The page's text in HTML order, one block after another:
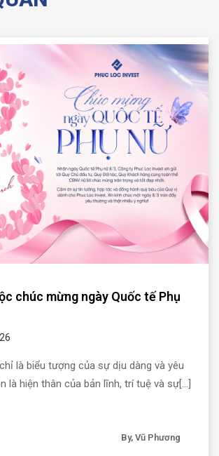
chúc mừng ngày Quốc tế Phụ
là biểu tượng của sự dịu dàng và yêu
là hiện thân của bản lĩnh, trí tuệ và sự[...]
By, Vũ Phương